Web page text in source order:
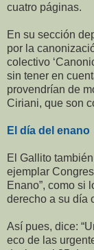
cuatro páginas.
En su sección
por la
colectivo
sin tener en
provendrían de
Ciriani, que son
El día del enano
El Gallito
ejemplar
Enano”, como si
derecho a su día
Así pues, dice:
eco de las